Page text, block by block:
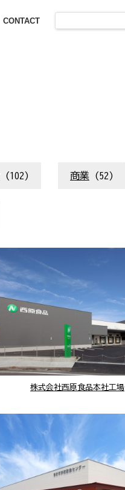
CONTACT
検
(102) 商業 (52)
株式会社西原食品本社工場